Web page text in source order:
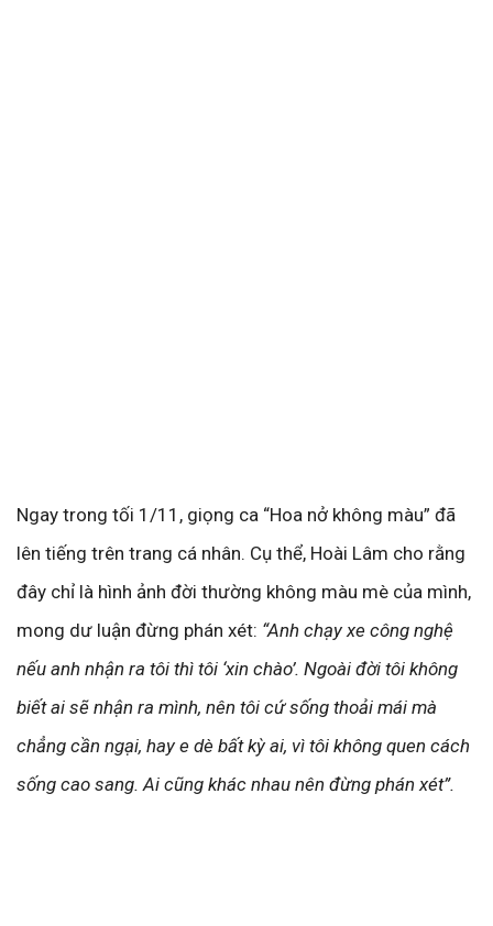
Ngay trong tối 1/11, giọng ca “Hoa nở không màu” đã
lên tiếng trên trang cá nhân. Cụ thể, Hoài Lâm cho rằng
đây chỉ là hình ảnh đời thường không màu mè của mình,
mong dư luận đừng phán xét: “Anh chạy xe công nghệ
nếu anh nhận ra tôi thì tôi ‘xin chào’. Ngoài đời tôi không
biết ai sẽ nhận ra mình, nên tôi cứ sống thoải mái mà
chẳng cần ngại, hay e dè bất kỳ ai, vì tôi không quen cách
sống cao sang. Ai cũng khác nhau nên đừng phán xét”.